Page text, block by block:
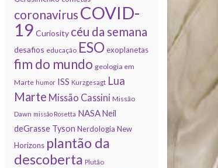
coronavirus COVID-
19 Curiosity céu da semana
desafios educação ESO exoplanetas
fim do mundo geologia em
Marte humor ISS Kurzgesagt Lua
Marte Missão Cassini Missão
Dawn missão Rosetta NASA Neil
deGrasse Tyson Nerdologia New
Horizons plantão da
descoberta Plutão